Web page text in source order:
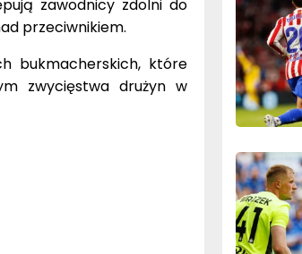
zawodnicy zdolni do
przeciwnikiem.
bukmacherskich, które
zwycięstwa drużyn w